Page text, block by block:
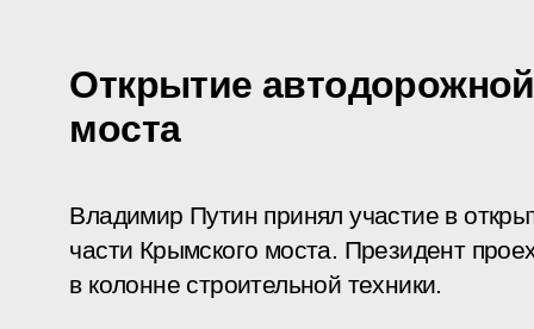
Открытие
моста
Владимир Путин принял участие в
части Крымского моста. Президент
в колонне строительной техники.